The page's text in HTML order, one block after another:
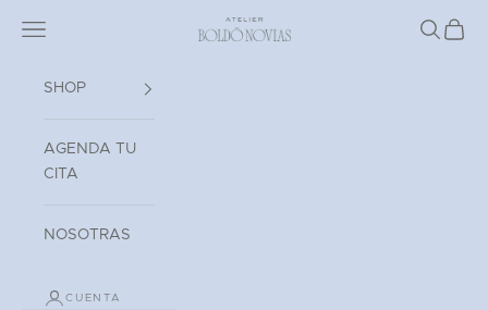
Atelier Boldó Novias
Abrir menú de navegación AbrirAbrir
SHOP
AGENDA TU
CITA
NOSOTRAS
CUENTA